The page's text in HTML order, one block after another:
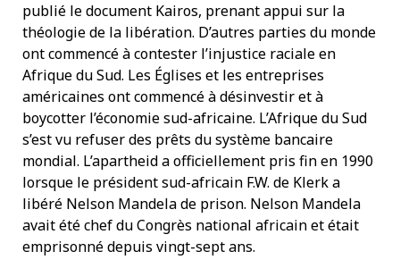
publié le document Kairos, prenant appui sur la
théologie de la libération. D’autres parties du monde
ont commencé à contester l’injustice raciale en
Afrique du Sud. Les Églises et les entreprises
américaines ont commencé à désinvestir et à
boycotter l’économie sud-africaine. L’Afrique du Sud
s’est vu refuser des prêts du système bancaire
mondial. L’apartheid a officiellement pris fin en 1990
lorsque le président sud-africain F.W. de Klerk a
libéré Nelson Mandela de prison. Nelson Mandela
avait été chef du Congrès national africain et était
emprisonné depuis vingt-sept ans.